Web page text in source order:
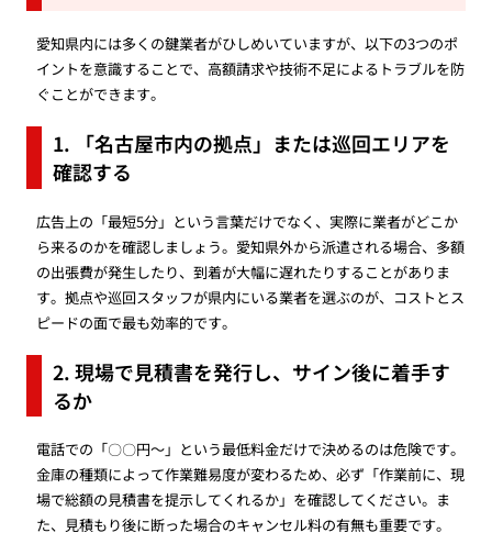
愛知県内には多くの鍵業者がひしめいていますが、以下の3つのポ
イントを意識することで、高額請求や技術不足によるトラブルを防
ぐことができます。
1. 「名古屋市内の拠点」または巡回エリアを
確認する
広告上の「最短5分」という言葉だけでなく、実際に業者がどこか
ら来るのかを確認しましょう。愛知県外から派遣される場合、多額
の出張費が発生したり、到着が大幅に遅れたりすることがありま
す。拠点や巡回スタッフが県内にいる業者を選ぶのが、コストとス
ピードの面で最も効率的です。
2. 現場で見積書を発行し、サイン後に着手す
るか
電話での「〇〇円〜」という最低料金だけで決めるのは危険です。
金庫の種類によって作業難易度が変わるため、必ず「作業前に、現
場で総額の見積書を提示してくれるか」を確認してください。ま
た、見積もり後に断った場合のキャンセル料の有無も重要です。